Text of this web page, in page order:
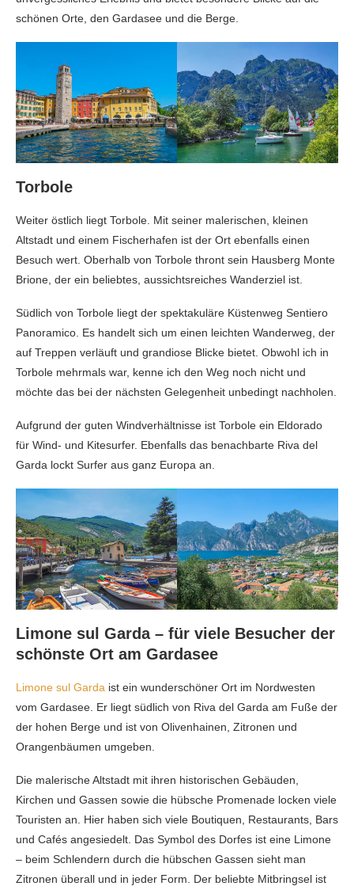
schönen Orte, den Gardasee und die Berge.
Torbole
Weiter östlich liegt Torbole. Mit seiner malerischen, kleinen
Altstadt und einem Fischerhafen ist der Ort ebenfalls einen
Besuch wert. Oberhalb von Torbole thront sein Hausberg Monte
Brione, der ein beliebtes, aussichtsreiches Wanderziel ist.
Südlich von Torbole liegt der spektakuläre Küstenweg Sentiero
Panoramico. Es handelt sich um einen leichten Wanderweg, der
auf Treppen verläuft und grandiose Blicke bietet. Obwohl ich in
Torbole mehrmals war, kenne ich den Weg noch nicht und
möchte das bei der nächsten Gelegenheit unbedingt nachholen.
Aufgrund der guten Windverhältnisse ist Torbole ein Eldorado
für Wind- und Kitesurfer. Ebenfalls das benachbarte Riva del
Garda lockt Surfer aus ganz Europa an.
Limone sul Garda – für viele Besucher der
schönste Ort am Gardasee
Limone sul Garda ist ein wunderschöner Ort im Nordwesten
vom Gardasee. Er liegt südlich von Riva del Garda am Fuße der
der hohen Berge und ist von Olivenhainen, Zitronen und
Orangenbäumen umgeben.
Die malerische Altstadt mit ihren historischen Gebäuden,
Kirchen und Gassen sowie die hübsche Promenade locken viele
Touristen an. Hier haben sich viele Boutiquen, Restaurants, Bars
und Cafés angesiedelt. Das Symbol des Dorfes ist eine Limone
– beim Schlendern durch die hübschen Gassen sieht man
Zitronen überall und in jeder Form. Der beliebte Mitbringsel ist